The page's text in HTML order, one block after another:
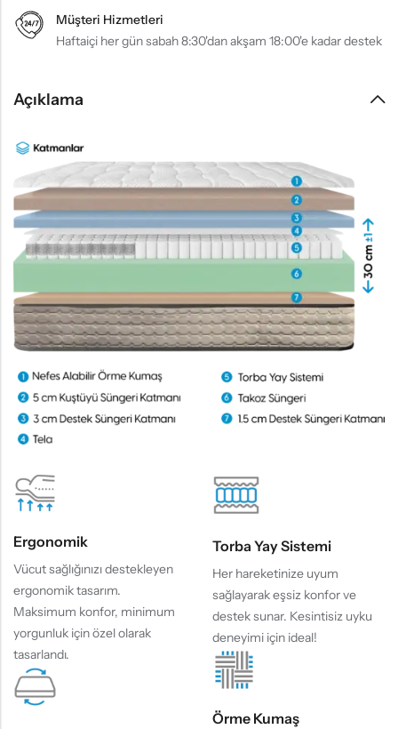
Müşteri Hizmetleri
Haftaiçi her gün sabah 8:30'dan akşam 18:00'e kadar destek
Açıklama
Ergonomik
Vücut sağlığınızı destekleyen
ergonomik tasarım.
Maksimum konfor, minimum
yorgunluk için özel olarak
tasarlandı.
Torba Yay Sistemi
Her hareketinize uyum
sağlayarak eşsiz konfor ve
destek sunar. Kesintisiz uyku
deneyimi için ideal!
Örme Kumaş